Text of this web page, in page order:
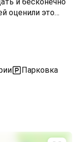
оценили это
и
Парковка